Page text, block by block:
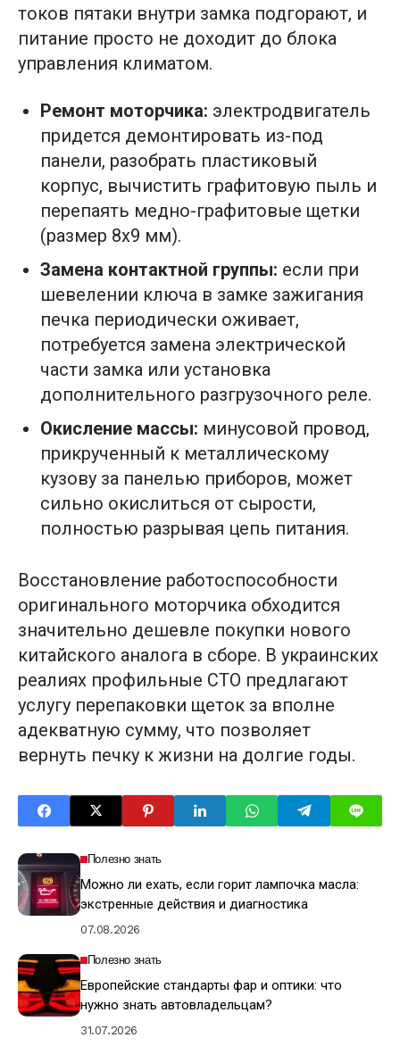
токов пятаки внутри замка подгорают, и
питание просто не доходит до блока
управления климатом.
Ремонт моторчика: электродвигатель
придется демонтировать из-под
панели, разобрать пластиковый
корпус, вычистить графитовую пыль и
перепаять медно-графитовые щетки
(размер 8х9 мм).
Замена контактной группы: если при
шевелении ключа в замке зажигания
печка периодически оживает,
потребуется замена электрической
части замка или установка
дополнительного разгрузочного реле.
Окисление массы: минусовой провод,
прикрученный к металлическому
кузову за панелью приборов, может
сильно окислиться от сырости,
полностью разрывая цепь питания.
Восстановление работоспособности
оригинального моторчика обходится
значительно дешевле покупки нового
китайского аналога в сборе. В украинских
реалиях профильные СТО предлагают
услугу перепаковки щеток за вполне
адекватную сумму, что позволяет
вернуть печку к жизни на долгие годы.
Полезно знать
Можно ли ехать, если горит лампочка масла:
экстренные действия и диагностика
07.08.2026
Полезно знать
Европейские стандарты фар и оптики: что
нужно знать автовладельцам?
31.07.2026